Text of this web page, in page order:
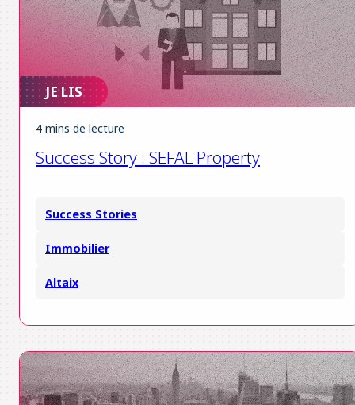
JE LIS
4 mins de lecture
Success Story : SEFAL Property
Success Stories
Immobilier
Altaix